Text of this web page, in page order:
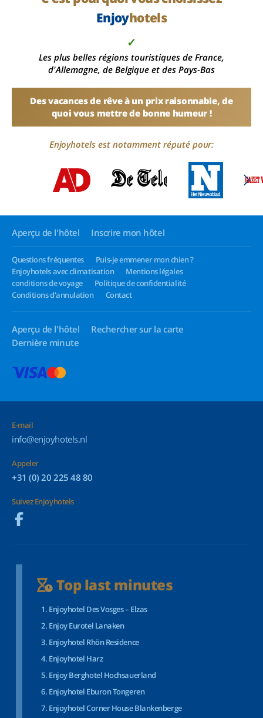
Enjoyhotels
✓
Les plus belles régions touristiques de France,
d'Allemagne, de Belgique et des Pays-Bas
Des vacances de rêve à un prix raisonnable, de
quoi vous mettre de bonne humeur !
Enjoyhotels est notamment réputé pour:
Aperçu de l'hôtel Inscrire mon hôtel
Questions fréquentes
Puis-je emmener mon chien ?
Enjoyhotels avec climatisation
Mentions légales
conditions de voyage
Politique de confidentialité
Conditions d'annulation
Contact
Aperçu de l'hôtel
Rechercher sur la carte
Dernière minute
E-mail
info@enjoyhotels.nl
Appeler
+31 (0) 20 225 48 80
Suivez Enjoyhotels
Top last minutes
Enjoyhotel Des Vosges – Elzas
Enjoy Eurotel Lanaken
Enjoyhotel Rhön Residence
Enjoyhotel Harz
Enjoy Berghotel Hochsauerland
Enjoyhotel Eburon Tongeren
Enjoyhotel Corner House Blankenberge